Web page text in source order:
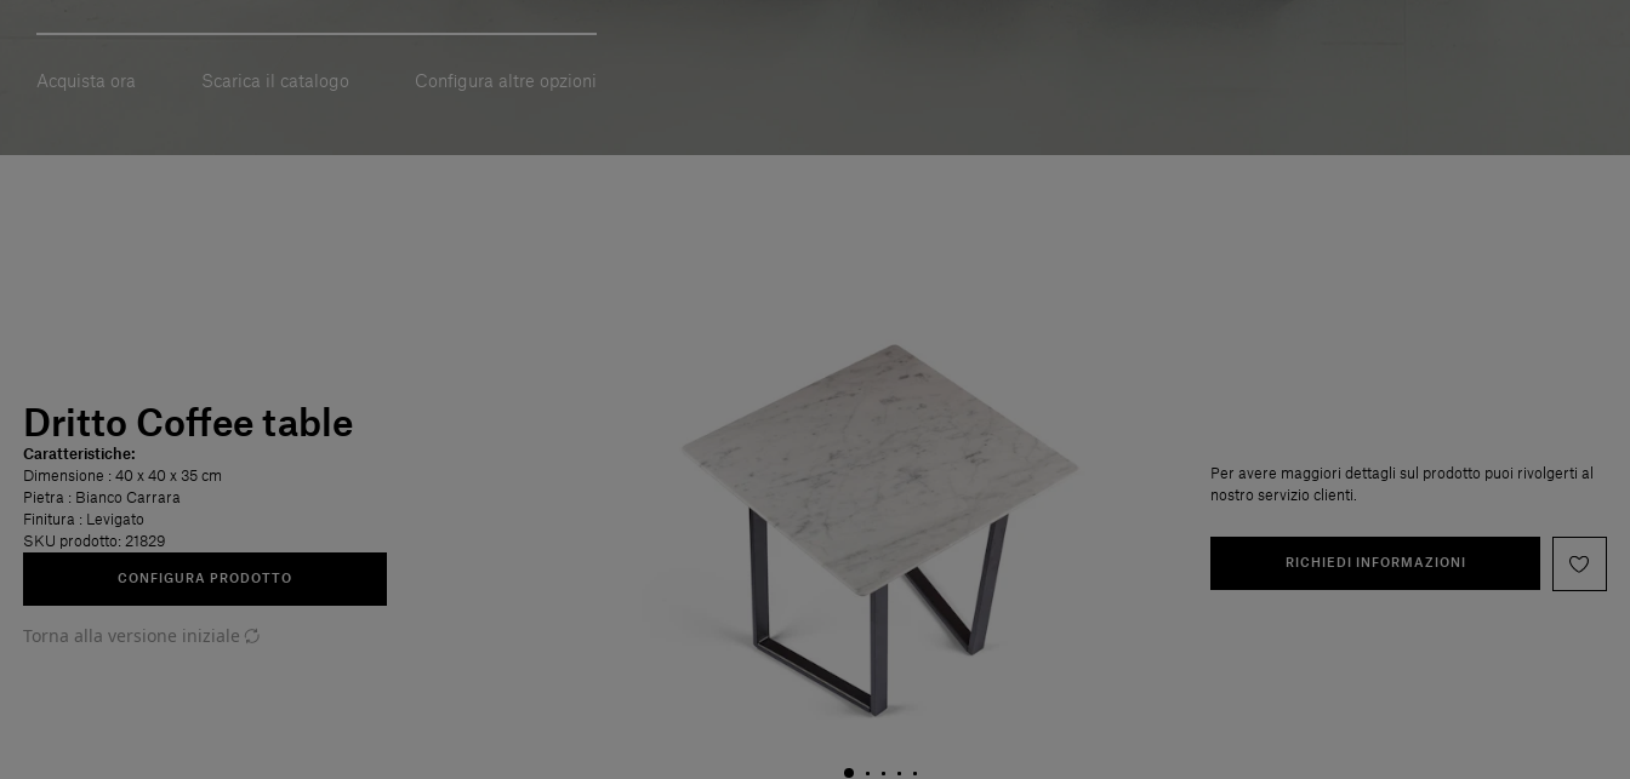
Acquista ora Scarica il catalogo Configura altre opzioni
Dritto Coffee table
CONFIGURA PRODOTTO
Caratteristiche:
Dimensione : 40 x 40 x 35 cm
Pietra : Bianco Carrara
Finitura : Levigato
SKU prodotto: 21829
Torna alla versione iniziale
Per avere maggiori dettagli sul prodotto puoi rivolgerti al
nostro servizio clienti.
RICHIEDI INFORMAZIONI